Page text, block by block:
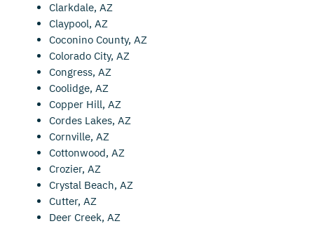
Clarkdale, AZ
Claypool, AZ
Coconino County, AZ
Colorado City, AZ
Congress, AZ
Coolidge, AZ
Copper Hill, AZ
Cordes Lakes, AZ
Cornville, AZ
Cottonwood, AZ
Crozier, AZ
Crystal Beach, AZ
Cutter, AZ
Deer Creek, AZ